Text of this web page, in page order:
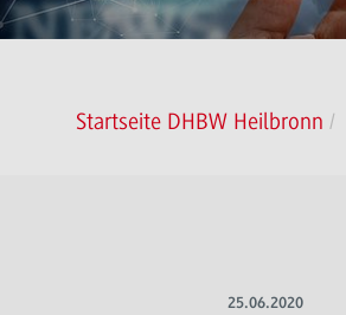
Startseite DHBW Heilbronn
25.06.2020